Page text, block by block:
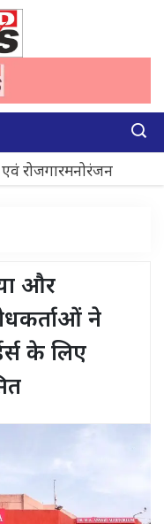
एवं रोजगारमनोरंजन
और
ने
के लिए